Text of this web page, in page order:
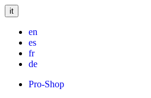
it
en
es
fr
de
Pro-Shop